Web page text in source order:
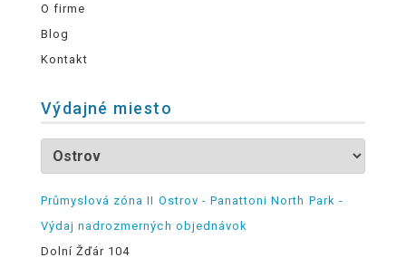
O firme
Blog
Kontakt
Výdajné miesto
Průmyslová zóna II Ostrov - Panattoni North Park -
Výdaj nadrozmerných objednávok
Dolní Žďár 104